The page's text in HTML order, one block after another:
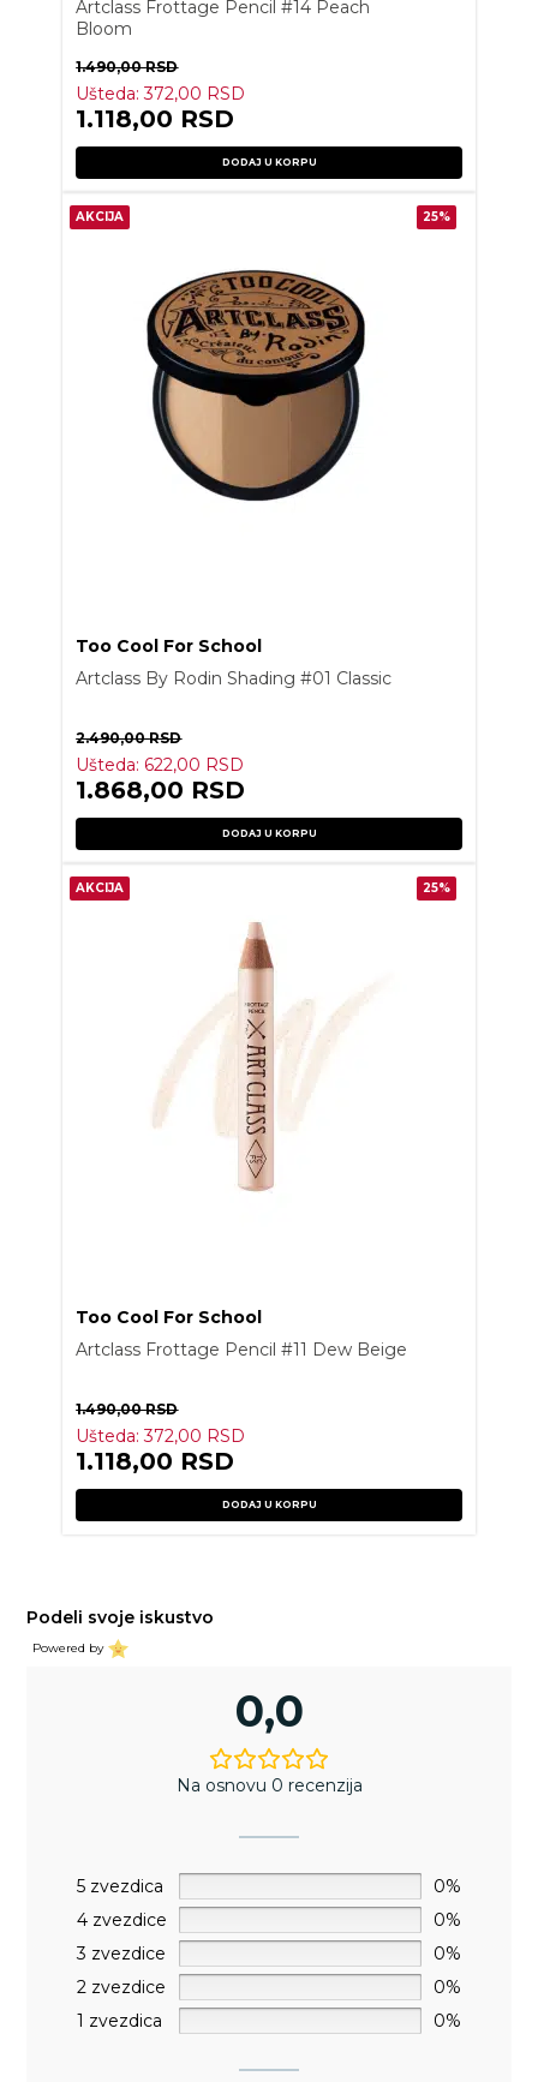
Artclass Frottage Pencil #14 Peach
Bloom
1.490,00RSD
Ušteda:372,00 RSD
1.118,00 RSD
DODAJ U KORPU
AKCIJA 25%
Too Cool For School
Artclass By Rodin Shading #01 Classic
2.490,00RSD
Ušteda: 622,00 RSD
1.868,00 RSD
DODAJ U KORPU
AKCIJA 25%
Too Cool For School
Artclass Frottage Pencil #11 Dew Beige
1.490,00RSD
Ušteda:372,00 RSD
1.118,00 RSD
DODAJ U KORPU
Podeli svoje iskustvo
Powered by
0,0
Na osnovu 0 recenzija
5 zvezdica
0%
4 zvezdice
0%
3 zvezdice
0%
2 zvezdice
0%
1 zvezdica
0%